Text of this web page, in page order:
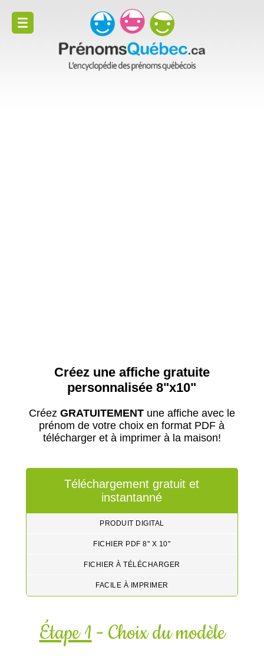
Créez une affiche gratuite
personnalisée 8"x10"
Créez GRATUITEMENTune affiche avec le
prénom de votre choix en format PDF à
télécharger et à imprimer à la maison!
Téléchargement gratuit et
instantanné
PRODUIT DIGITAL
FICHIER PDF 8" X 10"
FICHIER À TÉLÉCHARGER
FACILE À IMPRIMER
Étape 1- Choix du modèle